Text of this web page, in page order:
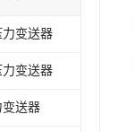
变送器
变送器
变送器